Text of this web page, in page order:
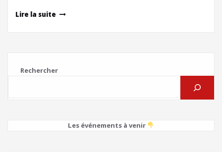
Lire la suite
Rechercher
Les événements à venir